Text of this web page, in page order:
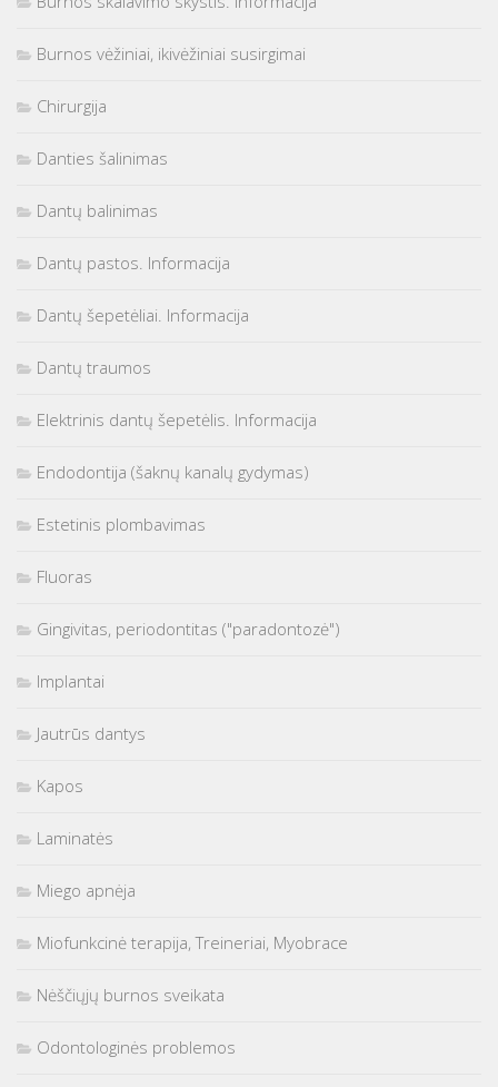
Burnos vėžiniai, ikivėžiniai susirgimai
Chirurgija
Danties šalinimas
Dantų balinimas
Dantų pastos. Informacija
Dantų šepetėliai. Informacija
Dantų traumos
Elektrinis dantų šepetėlis. Informacija
Endodontija (šaknų kanalų gydymas)
Estetinis plombavimas
Fluoras
Gingivitas, periodontitas ("paradontozė")
Implantai
Jautrūs dantys
Kapos
Laminatės
Miego apnėja
Miofunkcinė terapija, Treineriai, Myobrace
Nėščiųjų burnos sveikata
Odontologinės problemos